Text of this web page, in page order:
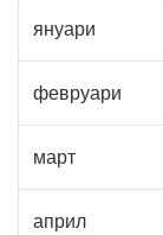
януари
февруари
март
април